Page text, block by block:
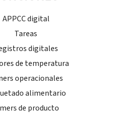
APPCC digital
Tareas
digitales
de temperatura
operacionales
alimentario
de producto